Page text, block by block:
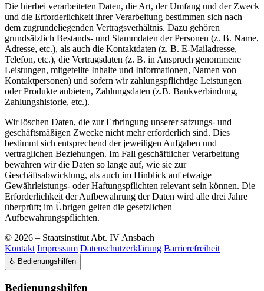
Die hierbei verarbeiteten Daten, die Art, der Umfang und der Zweck
und die Erforderlichkeit ihrer Verarbeitung bestimmen sich nach
dem zugrundeliegenden Vertragsverhältnis. Dazu gehören
grundsätzlich Bestands- und Stammdaten der Personen (z. B. Name,
Adresse, etc.), als auch die Kontaktdaten (z. B. E-Mailadresse,
Telefon, etc.), die Vertragsdaten (z. B. in Anspruch genommene
Leistungen, mitgeteilte Inhalte und Informationen, Namen von
Kontaktpersonen) und sofern wir zahlungspflichtige Leistungen
oder Produkte anbieten, Zahlungsdaten (z.B. Bankverbindung,
Zahlungshistorie, etc.).
Wir löschen Daten, die zur Erbringung unserer satzungs- und
geschäftsmäßigen Zwecke nicht mehr erforderlich sind. Dies
bestimmt sich entsprechend der jeweiligen Aufgaben und
vertraglichen Beziehungen. Im Fall geschäftlicher Verarbeitung
bewahren wir die Daten so lange auf, wie sie zur
Geschäftsabwicklung, als auch im Hinblick auf etwaige
Gewährleistungs- oder Haftungspflichten relevant sein können. Die
Erforderlichkeit der Aufbewahrung der Daten wird alle drei Jahre
überprüft; im Übrigen gelten die gesetzlichen
Aufbewahrungspflichten.
© 2026 – Staatsinstitut Abt. IV Ansbach
Kontakt Impressum Datenschutzerklärung Barrierefreiheit
♿ Bedienungshilfen
Bedienungshilfen